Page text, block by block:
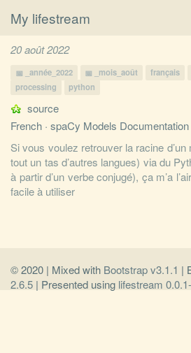
My lifestream
20 août 2022
_année_2022 _mois_août français
processing
python
source
French · spaCy Models Documentation
Si vous voulez retrouver la racine
tout un tas d’autres langues) via du
à partir d’un verbe conjugé), ça m’a
facile à utiliser
© 2020 | Mixed with Bootstrap v3.1.1 |
2.6.5 | Presented using lifestream